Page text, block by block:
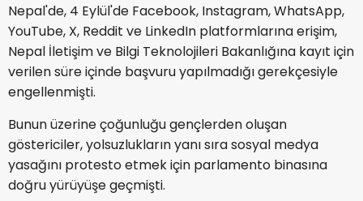
Nepal'de, 4 Eylül'de Facebook, Instagram, WhatsApp,
YouTube, X, Reddit ve LinkedIn platformlarına erişim,
Nepal İletişim ve Bilgi Teknolojileri Bakanlığına kayıt için
verilen süre içinde başvuru yapılmadığı gerekçesiyle
engellenmişti.
Bunun üzerine çoğunluğu gençlerden oluşan
göstericiler, yolsuzlukların yanı sıra sosyal medya
yasağını protesto etmek için parlamento binasına
doğru yürüyüşe geçmişti.